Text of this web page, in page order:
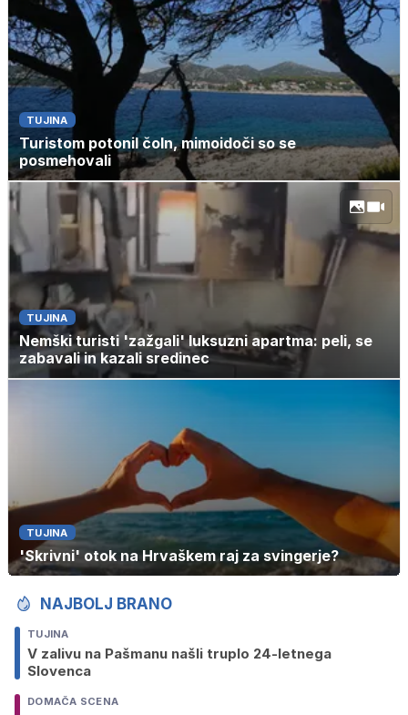
TUJINA
Turistom potonil čoln, mimoidoči so se
posmehovali
TUJINA
Nemški turisti 'zažgali' luksuzni apartma: peli, se
zabavali in kazali sredinec
TUJINA
'Skrivni' otok na Hrvaškem raj za svingerje?
NAJBOLJ BRANO
TUJINA
V zalivu na Pašmanu našli truplo 24-letnega
Slovenca
DOMAČA SCENA